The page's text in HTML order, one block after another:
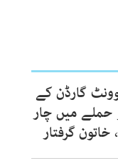
گارڈن کے
حملے میں چار
خاتون گرفتار